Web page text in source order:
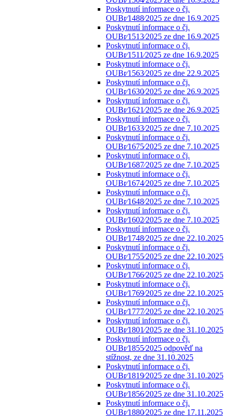
Poskytnutí informace o čj.
OUBr⁄1488⁄2025 ze dne 16.9.2025
Poskytnutí informace o čj.
OUBr⁄1513⁄2025 ze dne 16.9.2025
Poskytnutí informace o čj.
OUBr⁄1511⁄2025 ze dne 16.9.2025
Poskytnutí informace o čj.
OUBr⁄1563⁄2025 ze dne 22.9.2025
Poskytnutí informace o čj.
OUBr⁄1630⁄2025 ze dne 26.9.2025
Poskytnutí informace o čj.
OUBr⁄1621⁄2025 ze dne 26.9.2025
Poskytnutí informace o čj.
OUBr⁄1633⁄2025 ze dne 7.10.2025
Poskytnutí informace o čj.
OUBr⁄1675⁄2025 ze dne 7.10.2025
Poskytnutí informace o čj.
OUBr⁄1687⁄2025 ze dne 7.10.2025
Poskytnutí informace o čj.
OUBr⁄1674⁄2025 ze dne 7.10.2025
Poskytnutí informace o čj.
OUBr⁄1648⁄2025 ze dne 7.10.2025
Poskytnutí informace o čj.
OUBr⁄1602⁄2025 ze dne 7.10.2025
Poskytnutí informace o čj.
OUBr⁄1748⁄2025 ze dne 22.10.2025
Poskytnutí informace o čj.
OUBr⁄1755⁄2025 ze dne 22.10.2025
Poskytnutí informace o čj.
OUBr⁄1766⁄2025 ze dne 22.10.2025
Poskytnutí informace o čj.
OUBr⁄1769⁄2025 ze dne 22.10.2025
Poskytnutí informace o čj.
OUBr⁄1777⁄2025 ze dne 22.10.2025
Poskytnutí informace o čj.
OUBr⁄1801⁄2025 ze dne 31.10.2025
Poskytnutí informace o čj.
OUBr⁄1855⁄2025 odpověď na
stížnost, ze dne 31.10.2025
Poskytnutí informace o čj.
OUBr⁄1819⁄2025 ze dne 31.10.2025
Poskytnutí informace o čj.
OUBr⁄1856⁄2025 ze dne 31.10.2025
Poskytnutí informace o čj.
OUBr⁄1880⁄2025 ze dne 17.11.2025